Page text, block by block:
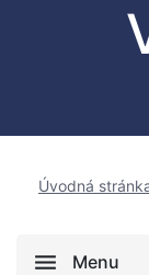
Úvodná
Menu